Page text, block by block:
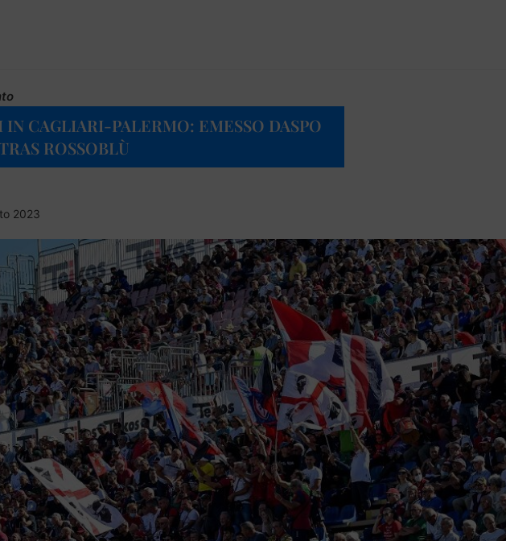
IN CAGLIARI-PALERMO: EMESSO DASPO
ROSSOBLÙ
2023